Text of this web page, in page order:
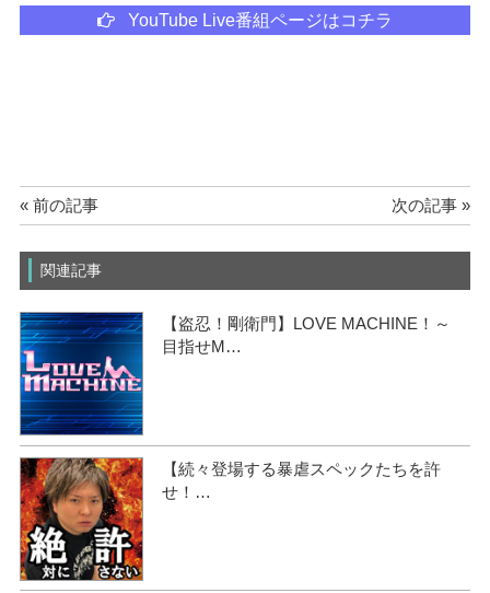
YouTube Live番組ページはコチラ
« 前の記事 次の記事 »
関連記事
【盗忍！剛衛門】LOVE MACHINE！～
目指せM…
【続々登場する暴虐スペックたちを許
せ！…